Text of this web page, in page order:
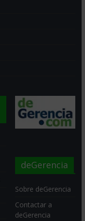
deGerencia
Sobre deGerencia
Contactar a
deGerencia